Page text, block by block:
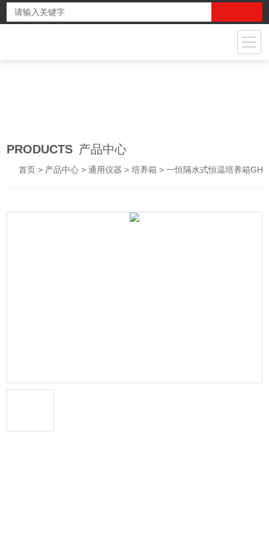
PRODUCTS 产品中心
首页 > 产品中心 >通用仪器 >培养箱 > 一恒隔水式恒温培养箱GHP-9160水套式